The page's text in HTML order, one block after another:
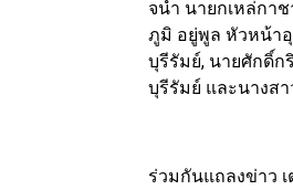
จนำ นายกเหล่กา
ภูมิ อยู่พูล หัวหน้า
บุรีรัมย์, นายศักดิ์
บุรีรัมย์ และนางส
ร่วมกันแถลงข่าว